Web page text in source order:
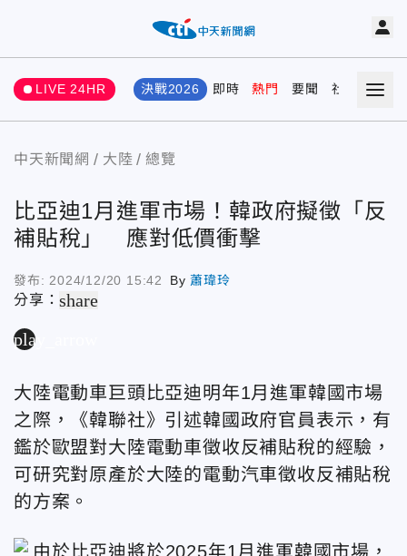
LIVE 24HR 決戰2026 即時 熱門 要聞 社會 娛樂
中天新聞網 大陸 總覽
比亞迪1月進軍市場！韓政府擬徵「反
補貼稅」 應對低價衝擊
發布: 2024/12/20 15:42 By蕭瑋玲
分享：share
play_arrow
大陸電動車巨頭比亞迪明年1月進軍韓國市場
之際，《韓聯社》引述韓國政府官員表示，有
鑑於歐盟對大陸電動車徵收反補貼稅的經驗，
可研究對原產於大陸的電動汽車徵收反補貼稅
的方案。